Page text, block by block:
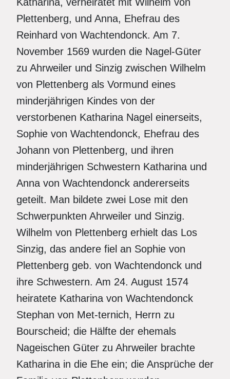
Plettenberg, und Anna, Ehefrau des
Reinhard von Wachtendonck. Am 7.
November 1569 wurden die Nagel-Güter
zu Ahrweiler und Sinzig zwischen Wilhelm
von Plettenberg als Vormund eines
minderjährigen Kindes von der
verstorbenen Katharina Nagel einerseits,
Sophie von Wachtendonck, Ehefrau des
Johann von Plettenberg, und ihren
minderjährigen Schwestern Katharina und
Anna von Wachtendonck andererseits
geteilt. Man bildete zwei Lose mit den
Schwerpunkten Ahrweiler und Sinzig.
Wilhelm von Plettenberg erhielt das Los
Sinzig, das andere fiel an Sophie von
Plettenberg geb. von Wachtendonck und
ihre Schwestern. Am 24. August 1574
heiratete Katharina von Wachtendonck
Stephan von Met-ternich, Herrn zu
Bourscheid; die Hälfte der ehemals
Nageischen Güter zu Ahrweiler brachte
Katharina in die Ehe ein; die Ansprüche der